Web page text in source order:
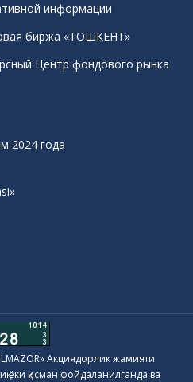
информации
биржа «ТОШКЕНТ»
Центр фондового рынка
2024 года
Акциядорлик жамияти
ёки қисман фойдаланилганда ва